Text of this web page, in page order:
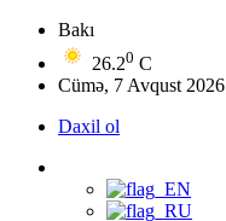
Bakı
26.20 C
Cümə, 7 Avqust 2026
Daxil ol